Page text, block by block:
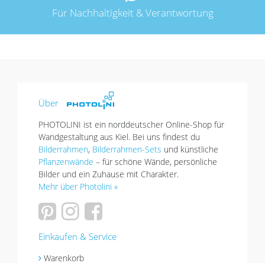
Für Nachhaltigkeit & Verantwortung
Über
PHOTOLINI ist ein norddeutscher Online-Shop für
Wandgestaltung aus Kiel. Bei uns findest du
Bilderrahmen, Bilderrahmen-Sets und künstliche
Pflanzenwände – für schöne Wände, persönliche
Bilder und ein Zuhause mit Charakter.
Mehr über Photolini »
Einkaufen & Service
Warenkorb